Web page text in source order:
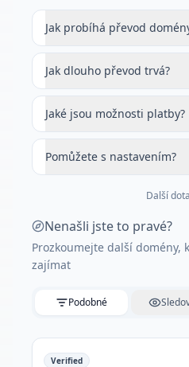
Jak probíhá převod
Jak dlouho převod trvá?
Jaké jsou možnosti platby?
Pomůžete s nastavením?
Další
Nenašli jste to pravé?
Prozkoumejte další domény,
zajímat
Podobné
Verified